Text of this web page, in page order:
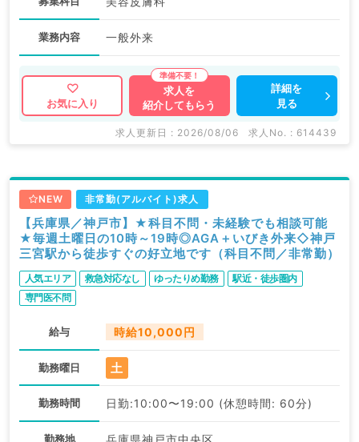
業務内容 一般外来
お気に入り
求人を
紹介してもらう
詳細を
見る
求人更新日 : 2026/08/06 求人No. : 614439
NEW 非常勤(アルバイト)求人
【兵庫県／神戸市】★科目不問・未経験でも相談可能
★毎週土曜日の10時～19時◎AGA＋いびき外来◇神戸
三宮駅から徒歩すぐの好立地です（科目不問／非常勤）
人気エリア 救急対応なし ゆったりめ勤務
駅近・徒歩圏内
専門医不問
給与 時給10,000円
勤務曜日 土
勤務時間 日勤:10:00〜19:00 (休憩時間: 60分)
勤務地 兵庫県神戸市中央区